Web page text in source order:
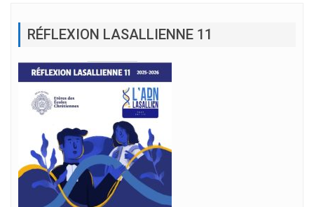
RÉFLEXION LASALLIENNE 11